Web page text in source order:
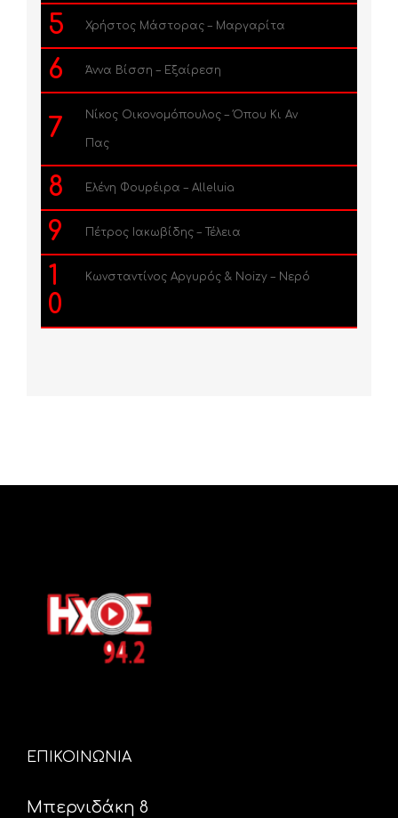
5 Χρήστος Μάστορας – Μαργαρίτα
6 Άννα Βίσση – Εξαίρεση
7 Νίκος Οικονομόπουλος – Όπου Κι Αν
Πας
8 Ελένη Φουρέιρα – Alleluia
9 Πέτρος Ιακωβίδης – Τέλεια
1
0
Κωνσταντίνος Αργυρός & Noizy – Νερό
ΕΠΙΚΟΙΝΩΝΙΑ
Μπερνιδάκη 8